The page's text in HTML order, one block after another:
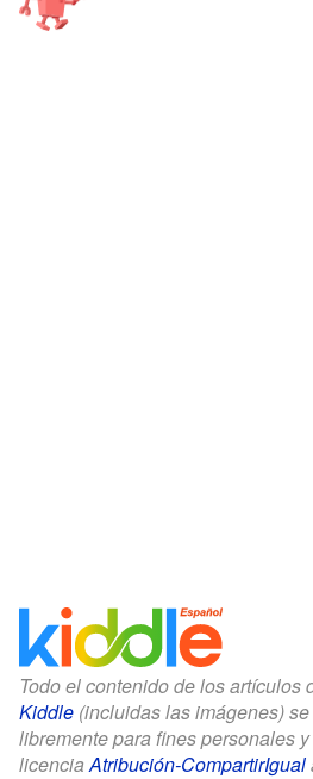
Todo el contenido de los artículos
Kiddle (incluidas las imágenes)
libremente para fines personales
licenciaAtribución-CompartirIgual